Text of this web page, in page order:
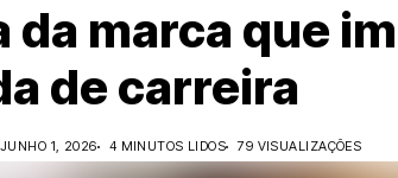
da marca que
de carreira
JUNHO 1, 2026 4 MINUTOS LIDOS 79 VISUALIZAÇÕES